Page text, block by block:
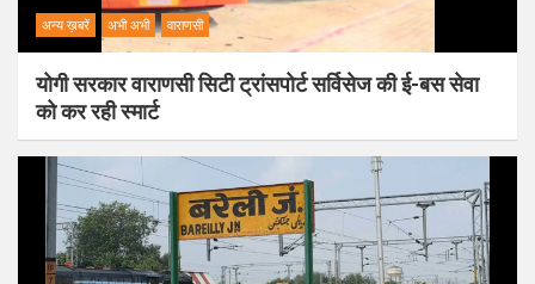
अन्य ख़बरें अभी अभी वाराणसी
योगी सरकार वाराणसी सिटी ट्रांसपोर्ट सर्विसेज की ई-बस सेवा
को कर रही स्मार्ट